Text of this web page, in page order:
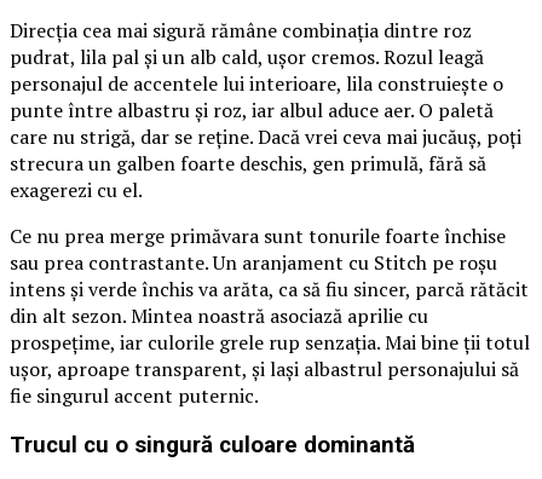
Direcția cea mai sigură rămâne combinația dintre roz
pudrat, lila pal și un alb cald, ușor cremos. Rozul leagă
personajul de accentele lui interioare, lila construiește o
punte între albastru și roz, iar albul aduce aer. O paletă
care nu strigă, dar se reține. Dacă vrei ceva mai jucăuș, poți
strecura un galben foarte deschis, gen primulă, fără să
exagerezi cu el.
Ce nu prea merge primăvara sunt tonurile foarte închise
sau prea contrastante. Un aranjament cu Stitch pe roșu
intens și verde închis va arăta, ca să fiu sincer, parcă rătăcit
din alt sezon. Mintea noastră asociază aprilie cu
prospețime, iar culorile grele rup senzația. Mai bine ții totul
ușor, aproape transparent, și lași albastrul personajului să
fie singurul accent puternic.
Trucul cu o singură culoare dominantă